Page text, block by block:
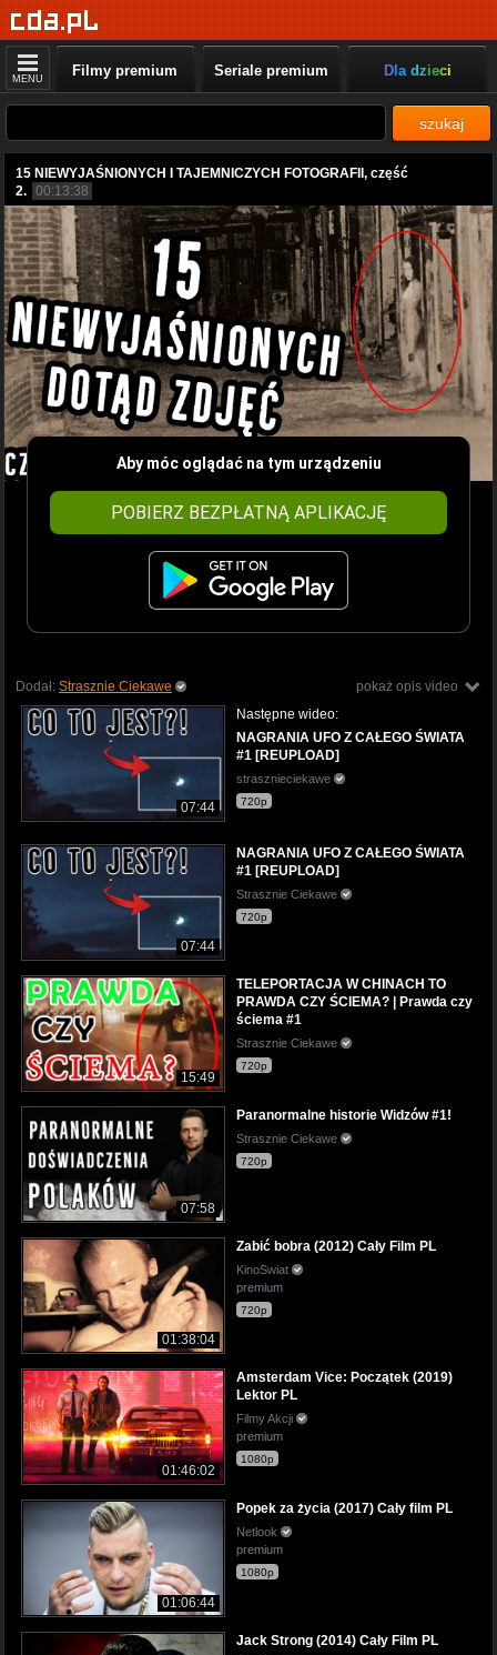
MENU Filmy premium Seriale premium Dla dzieci
szukaj
15 NIEWYJAŚNIONYCH I TAJEMNICZYCH FOTOGRAFII, część
2. 00:13:38
Aby móc oglądać na tym urządzeniu
POBIERZ BEZPŁATNĄ APLIKACJĘ
pokaż opis video
Dodał: Strasznie Ciekawe
07:44
Następne wideo:
NAGRANIA UFO Z CAŁEGO ŚWIATA
#1 [REUPLOAD]
strasznieciekawe
720p
07:44
NAGRANIA UFO Z CAŁEGO ŚWIATA
#1 [REUPLOAD]
Strasznie Ciekawe
720p
15:49
TELEPORTACJA W CHINACH TO
PRAWDA CZY ŚCIEMA? | Prawda czy
ściema #1
Strasznie Ciekawe
720p
07:58
Paranormalne historie Widzów #1!
Strasznie Ciekawe
720p
01:38:04
Zabić bobra (2012) Cały Film PL
KinoSwiat
premium
720p
01:46:02
Amsterdam Vice: Początek (2019)
Lektor PL
Filmy Akcji
premium
1080p
01:06:44
Popek za życia (2017) Cały film PL
Netlook
premium
1080p
Jack Strong (2014) Cały Film PL